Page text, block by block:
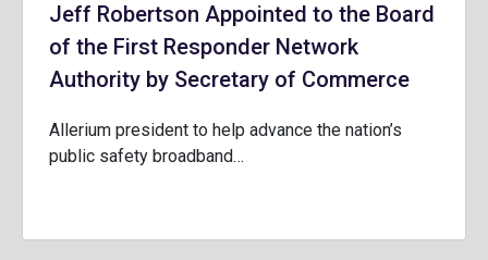
Jeff Robertson Appointed to the Board
of the First Responder Network
Authority by Secretary of Commerce
Allerium president to help advance the nation’s
public safety broadband…